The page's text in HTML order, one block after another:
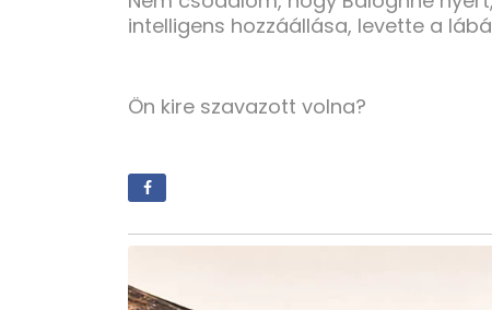
intelligens hozzáállása, levette a
Ön kire szavazott volna?